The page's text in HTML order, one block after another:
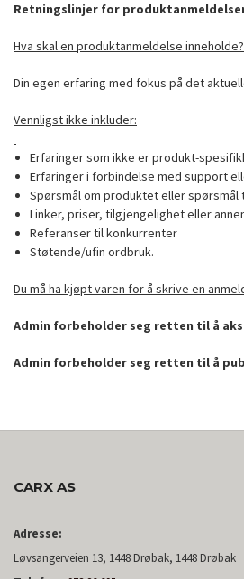
Retningslinjer for
Hva skal en produktanmeldelse inneholde?
Din egen erfaring med fokus på det
Vennligst ikke inkluder:
Erfaringer som ikke er produkt-
Erfaringer i forbindelse med support
Spørsmål om produktet eller spørsmål
Linker, priser, tilgjengelighet eller
Referanser til konkurrenter
Støtende/ufin ordbruk.
Du må ha kjøpt varen for å skrive en
Admin forbeholder seg retten til å
Admin forbeholder seg retten til å
CARX AS
Adresse:
Løvsangerveien 13, 1448 Drøbak, 1448 Drøbak